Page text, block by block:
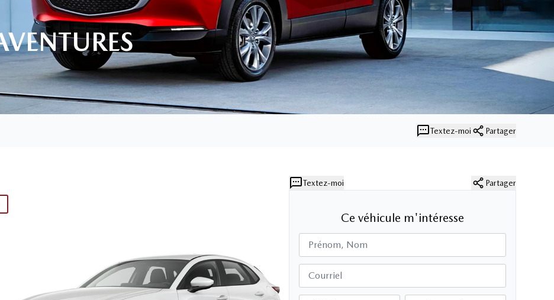
Textez-moi Partager
Textez-moi Partager
Ce véhicule m'intéresse
Prénom, Nom
Courriel